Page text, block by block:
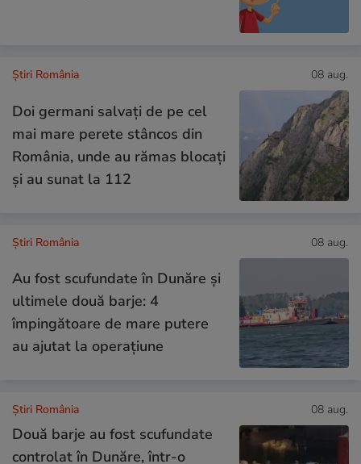
Știri România 08 aug.
Doi germani salvați de pe cel
mai mare perete stâncos din
România, unde au rămas blocați
și au sunat la 112
Știri România 08 aug.
Au fost scufundate în Dunăre și
ultimele două barje: 4
împingătoare de mare putere
au ajutat la operațiune
Știri România 08 aug.
Două barje au fost scufundate
controlat în Dunăre, într-o